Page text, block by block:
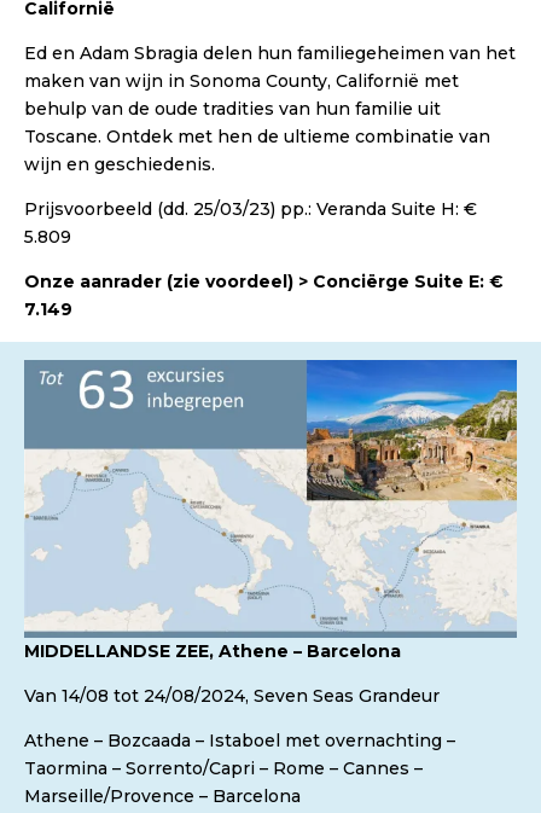
Californië
Ed en Adam Sbragia delen hun familiegeheimen van het
maken van wijn in Sonoma County, Californië met
behulp van de oude tradities van hun familie uit
Toscane. Ontdek met hen de ultieme combinatie van
wijn en geschiedenis.
Prijsvoorbeeld (dd. 25/03/23) pp.: Veranda Suite H: €
5.809
Onze aanrader (zie voordeel) > Conciërge Suite E: €
7.149
MIDDELLANDSE ZEE, Athene – Barcelona
Van 14/08 tot 24/08/2024, Seven Seas Grandeur
Athene – Bozcaada – Istaboel met overnachting –
Taormina – Sorrento/Capri – Rome – Cannes –
Marseille/Provence – Barcelona